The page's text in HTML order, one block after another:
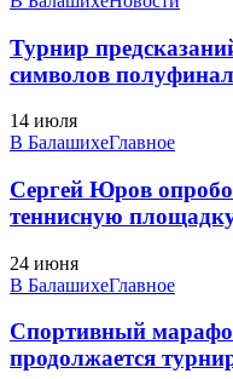
Турнир
символов
14 июля
В БалашихеГлавное
Сергей Юров
теннисную
24 июня
В БалашихеГлавное
Спортивный
продолжается